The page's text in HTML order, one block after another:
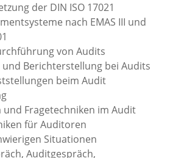
der DIN ISO 17021
nach EMAS III und
von Audits
Berichterstellung bei Audits
beim Audit
Fragetechniken im Audit
für Auditoren
Situationen
Auditgespräch,